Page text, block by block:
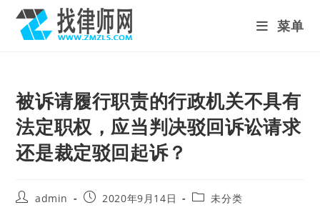
content
菜单
被诉请履行职责的行政机关不具有
法定职权，应当判决驳回诉讼请求
还是裁定驳回起诉？
Postadmin
Post2020年9月14日
Post未分类